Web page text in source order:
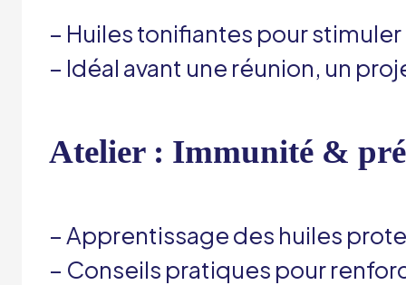
– Huiles tonifiantes pour
– Idéal avant une réunion, un
Atelier : Immunité &
– Apprentissage des huiles
– Conseils pratiques pour